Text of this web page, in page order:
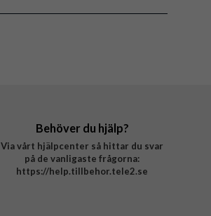
Behöver du hjälp?
Via vårt hjälpcenter så hittar du svar
på de vanligaste frågorna:
https://help.tillbehor.tele2.se